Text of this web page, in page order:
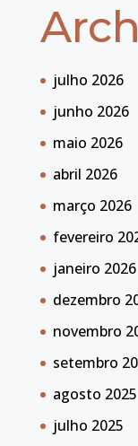
julho 2026
junho 2026
maio 2026
abril 2026
março 2026
fevereiro
janeiro 2026
dezembro
novembro
setembro
agosto 2025
julho 2025